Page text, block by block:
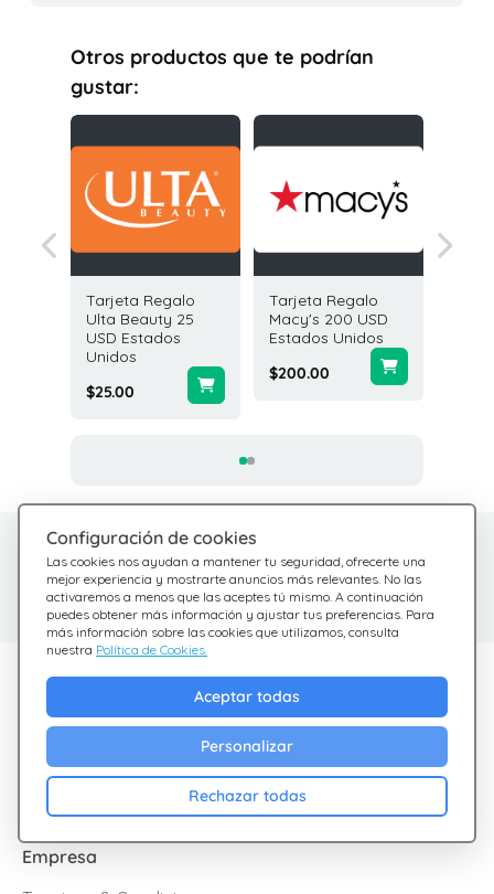
Otros productos que te podrían
gustar:
Tarjeta Regalo
Ulta Beauty 25
USD Estados
Unidos
$25.00
Tarjeta Regalo
Macy's 200 USD
Estados Unidos
$200.00
Configuración de cookies
Las cookies nos ayudan a mantener tu seguridad, ofrecerte una
mejor experiencia y mostrarte anuncios más relevantes. No las
activaremos a menos que las aceptes tú mismo. A continuación
puedes obtener más información y ajustar tus preferencias. Para
más información sobre las cookies que utilizamos, consulta
nuestra Política de Cookies.
Aceptar todas
Personalizar
Rechazar todas
¿Tienes dudas?
Estamos aquí para
ayudarte
Consulta nuestras
preguntas frecuentes
Descubre Giftsy
Ofertas
Cashback
Empresa